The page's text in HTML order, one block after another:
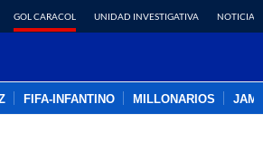
GOL CARACOL UNIDAD INVESTIGATIVA NOTICIAS
FIFA-INFANTINO MILLONARIOS